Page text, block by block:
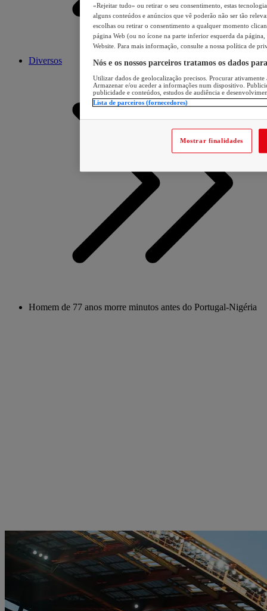
Diversos
Homem de 77 anos morre minutos antes do Portugal-Nigéria
«Rejeitar tudo» ou retirar o seu consentimento, estas
alguns conteúdos e anúncios que vê poderão não ser tão
escolhas ou retirar o consentimento a qualquer momento
página Web (ou no ícone na parte inferior esquerda da página,
Website. Para mais informação, consulte a nossa política de
Nós e os nossos parceiros tratamos os dados
Utilizar dados de geolocalização precisos. Procurar
Armazenar e/ou aceder a informações num dispositivo.
publicidade e conteúdos, estudos de audiência e
Lista de parceiros (fornecedores)
Mostrar finalidades